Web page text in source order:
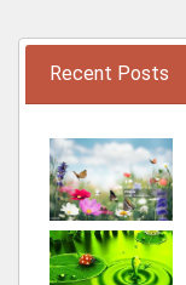
Recent Posts